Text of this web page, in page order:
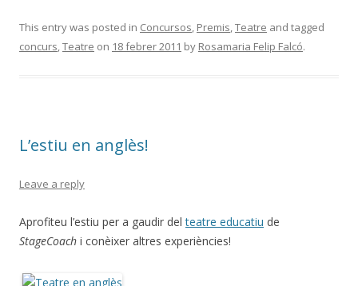
e
b
k
itt
er
m
p
ix
This entry was posted in Concursos, Premis,Teatre and tagged
concurs,Teatre on 18 febrer 2011 by Rosamaria Felip Falcó.
L’estiu en anglès!
Leave a reply
Aprofiteu l’estiu per a gaudir delteatre educatiu de
StageCoach i conèixer altres experiències!